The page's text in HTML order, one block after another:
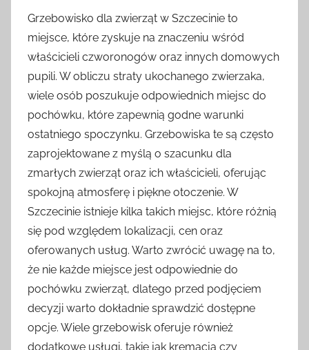
Grzebowisko dla zwierząt w Szczecinie to
miejsce, które zyskuje na znaczeniu wśród
właścicieli czworonogów oraz innych domowych
pupili. W obliczu straty ukochanego zwierzaka,
wiele osób poszukuje odpowiednich miejsc do
pochówku, które zapewnią godne warunki
ostatniego spoczynku. Grzebowiska te są często
zaprojektowane z myślą o szacunku dla
zmarłych zwierząt oraz ich właścicieli, oferując
spokojną atmosferę i piękne otoczenie. W
Szczecinie istnieje kilka takich miejsc, które różnią
się pod względem lokalizacji, cen oraz
oferowanych usług. Warto zwrócić uwagę na to,
że nie każde miejsce jest odpowiednie do
pochówku zwierząt, dlatego przed podjęciem
decyzji warto dokładnie sprawdzić dostępne
opcje. Wiele grzebowisk oferuje również
dodatkowe usługi, takie jak kremacja czy